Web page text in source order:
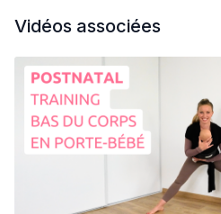
Vidéos associées